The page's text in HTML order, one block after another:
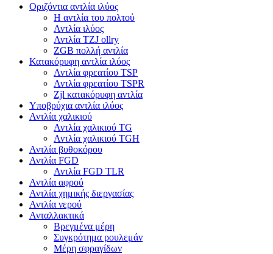
Οριζόντια αντλία ιλύος
Η αντλία του πολτού
Αντλία ιλύος
Αντλία TZJ ollry
ZGB πολλή αντλία
Κατακόρυφη αντλία ιλύος
Αντλία φρεατίου TSP
Αντλία φρεατίου TSPR
Zjl κατακόρυφη αντλία
Υποβρύχια αντλία ιλύος
Αντλία χαλικιού
Αντλία χαλικιού TG
Αντλία χαλικιού TGH
Αντλία βυθοκόρου
Αντλία FGD
Αντλία FGD TLR
Αντλία αφρού
Αντλία χημικής διεργασίας
Αντλία νερού
Ανταλλακτικά
Βρεγμένα μέρη
Συγκρότημα ρουλεμάν
Μέρη σφραγίδων